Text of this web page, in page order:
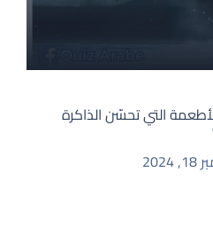
التي تحسّن الذاكرة